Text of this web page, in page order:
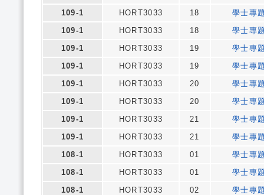
109-1
HORT3033 18
學士專
109-1
HORT3033 18
學士專
109-1
HORT3033 19
學士專
109-1
HORT3033 19
學士專
109-1
HORT3033 20
學士專
109-1
HORT3033 20
學士專
109-1
HORT3033 21
學士專
109-1
HORT3033 21
學士專
108-1
HORT3033 01
學士專
108-1
HORT3033 01
學士專
108-1
HORT3033 02
學士專